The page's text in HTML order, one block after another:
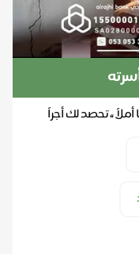
،، تحصد لك أجراً